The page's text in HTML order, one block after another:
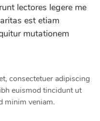
lectores legere me
est etiam
mutationem
consectetuer adipiscing
euismod tincidunt ut
minim veniam.